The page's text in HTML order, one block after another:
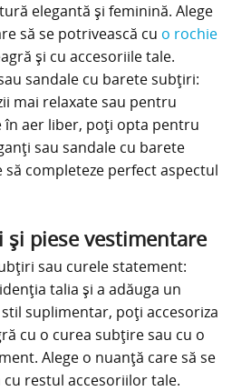
elegantă și feminină. Alege
să se potrivească cu o rochie
și cu accesoriile tale.
sandale cu barete subțiri:
mai relaxate sau pentru
în aer liber, poți opta pentru
sau sandale cu barete
să completeze perfect aspectul
și piese vestimentare
sau curele statement:
talia și a adăuga un
suplimentar, poți accesoriza
cu o curea subțire sau cu o
Alege o nuanță care să se
cu restul accesoriilor tale.